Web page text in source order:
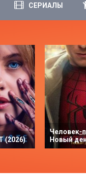
СЕРИАЛЫ
(2026)
Человек-
Новый